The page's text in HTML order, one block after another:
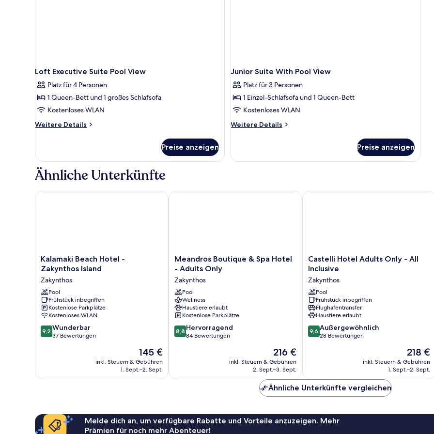
Loft Executive Suite Pool View
Platz für 4 Personen
1 Queen-Bett und 1 großes Schlafsofa
Kostenloses WLAN
Weitere Details
Weitere
Executive
Suite
Pool
Preise anzeigen
Junior Suite With Pool View
Platz für 3 Personen
1 Einzel-Schlafsofa und 1 Queen-Bett
Kostenloses WLAN
Weitere Details
Weitere
Suite
Preise anzeigen
Ähnliche Unterkünfte
Kalamaki
Beach
Hotel
-
Zakynthos
Island
Zakynthos
Kalamaki Beach Hotel -
Zakynthos Island
Zakynthos
Pool
Frühstück inbegriffen
Kostenlose Parkplätze
Kostenloses WLAN
9.2
von
9,2 Wunderbar
37 Bewertungen
Der
Preis
beträgt
145 €
inkl. Steuern & Gebühren
1. Sept.–2. Sept.
Kalamaki Beach Hotel - Zakynthos Island
Meandros
Boutique
Spa
Hotel
-
Adults
Only
Zakynthos
Meandros Boutique & Spa Hotel
- Adults Only
Zakynthos
Pool
Wellness
Haustiere erlaubt
Kostenlose Parkplätze
8.8
von
8,8 Hervorragend
84 Bewertungen
Der
Preis
beträgt
216 €
inkl. Steuern & Gebühren
2. Sept.–3. Sept.
Meandros Boutique & Spa Hotel - Adults Only
Castelli
Hotel
Only
-
All
Inclusive
Zakynthos
Castelli Hotel Adults Only - All
Inclusive
Zakynthos
Pool
Frühstück inbegriffen
Flughafentransfer
Haustiere erlaubt
9.6
von
9,6 Außergewöhnlich
28 Bewertungen
Der
Preis
beträgt
218 €
inkl. Steuern & Gebühren
1. Sept.–2. Sept.
Castelli Hotel Adults Only - All
Ähnliche Unterkünfte vergleichen
Melde dich an, um verfügbare Rabatte und Vorteile anzuzeigen. Mehr
Prämien für noch mehr Abenteuer!